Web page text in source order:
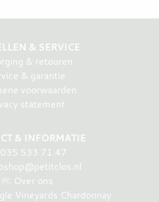
& SERVICE
& retouren
& garantie
voorwaarden
statement
& INFORMATIE
035 533 71 47
Over ons
Vineyards Chardonnay